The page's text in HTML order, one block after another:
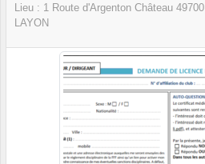
Lieu : 1 Route d'Argenton Château 49700
LAYON